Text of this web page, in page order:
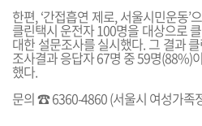
한편, ‘간접흡연 제로, 서울시민운동
클린택시 운전자 100명을 대상으로
대한 설문조사를 실시했다. 그 결과
조사결과 응답자 67명 중 59명(88%)
했다.
문의 ☎ 6360-4860 (서울시 여성가족